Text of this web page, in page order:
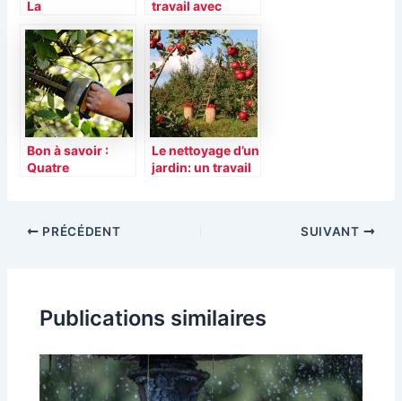
La
thermique
travail avec
souffleur
Bon à savoir :
Quatre
Le nettoyage d’un
jardin: un travail
PRÉCÉDENT SUIVANT
Publications similaires